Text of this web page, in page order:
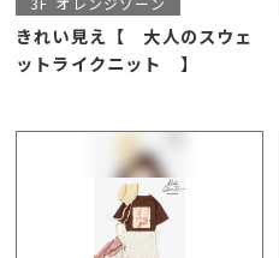
きれい見え【 大人のスウェ
ットライクニット 】